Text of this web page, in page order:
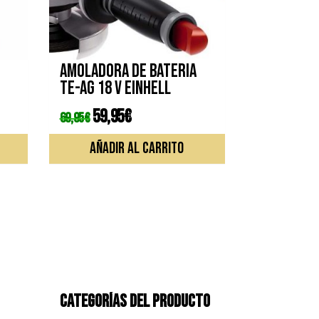
Amoladora de bateria
TE-AG 18 V EINHELL
69,95€ El
precio
original
era:
69,95€.
59,95€El
precio
actual
es:
59,95€.
AÑADIR AL CARRITO
CATEGORÍAS DEL PRODUCTO